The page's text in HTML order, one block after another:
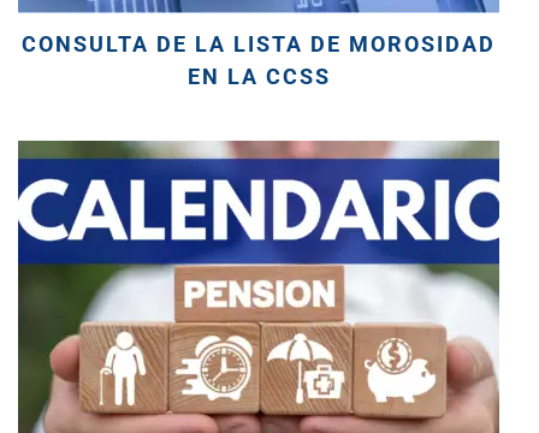
CONSULTA DE LA LISTA DE MOROSIDAD
EN LA CCSS